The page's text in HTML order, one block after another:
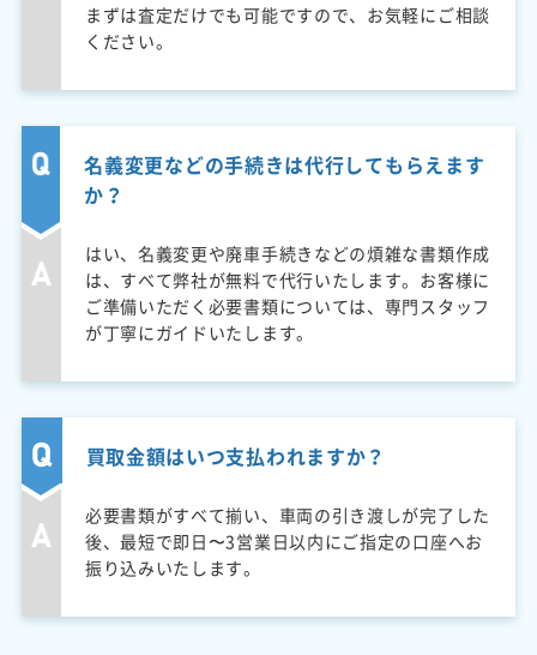
まずは査定だけでも可能ですので、お気軽にご相談
ください。
名義変更などの手続きは代行してもらえます
か？
はい、名義変更や廃車手続きなどの煩雑な書類作成
は、すべて弊社が無料で代行いたします。お客様に
ご準備いただく必要書類については、専門スタッフ
が丁寧にガイドいたします。
買取金額はいつ支払われますか？
必要書類がすべて揃い、車両の引き渡しが完了した
後、最短で即日〜3営業日以内にご指定の口座へお
振り込みいたします。